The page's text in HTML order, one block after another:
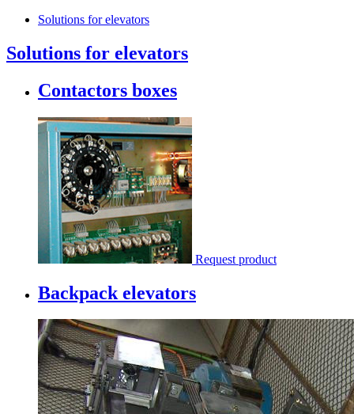
Solutions for elevators
Solutions for elevators
Contactors boxes
Request product
Backpack elevators